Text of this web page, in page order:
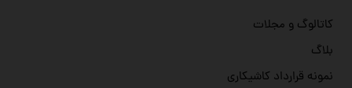
کاتالوگ و مجلات
بلاگ
نمونه قرارداد کاشیکاری